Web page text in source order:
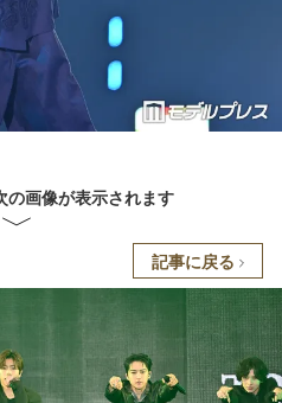
の画像が表示されます
記事に戻る